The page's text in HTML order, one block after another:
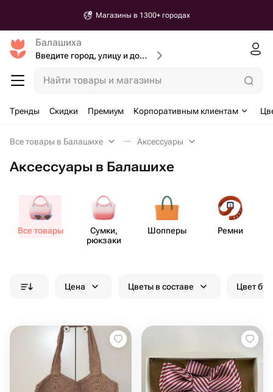
Магазины в 1300+ городах
Балашиха
Введите город, улицу и дом доставки
Найти товары и магазины
Тренды Скидки Премиум Корпоративным клиентам
Все товары в Балашихе Аксессуары
Аксессуары в Балашихе
Все товары
Сумки,
рюкзаки
Шопперы Ремни
Цена Цветы в составе Цвет